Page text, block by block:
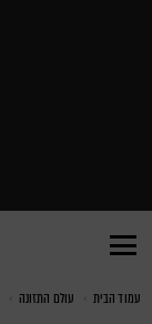
You are here:
עמוד הבית עולם התזונה